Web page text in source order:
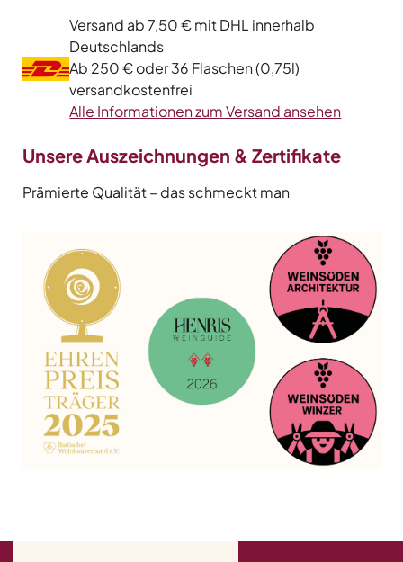
Versand ab 7,50 € mit DHL innerhalb
Deutschlands
Ab 250 € oder 36 Flaschen (0,75l)
versandkostenfrei
Alle Informationen zum Versand ansehen
Unsere Auszeichnungen & Zertifikate
Prämierte Qualität – das schmeckt man